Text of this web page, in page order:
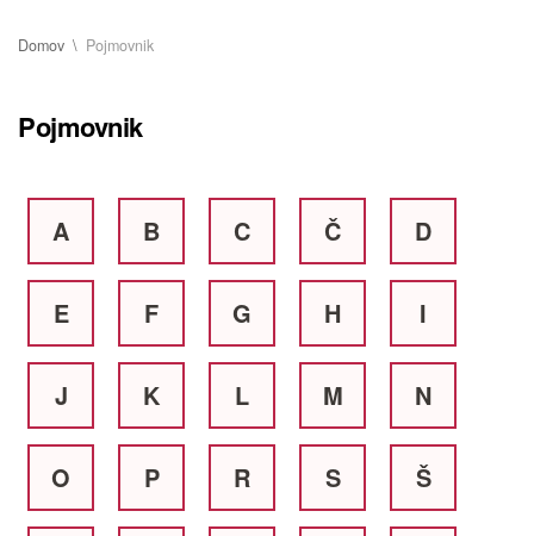
Domov Pojmovnik
Pojmovnik
A B C Č D
E F G H I
J K L M N
O P R S Š